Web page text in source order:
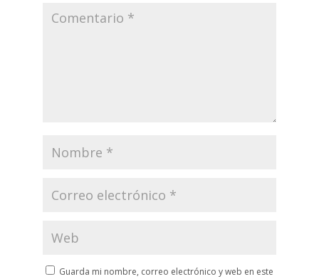
Guarda mi nombre, correo electrónico y web en este